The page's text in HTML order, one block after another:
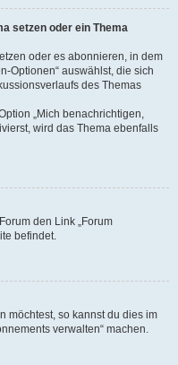
setzen oder ein Thema
oder es abonnieren, in dem
Optionen“ auswählst, die sich
des Themas
„Mich benachrichtigen,
wird das Thema ebenfalls
den Link „Forum
befindet.
möchtest, so kannst du dies im
verwalten“ machen.